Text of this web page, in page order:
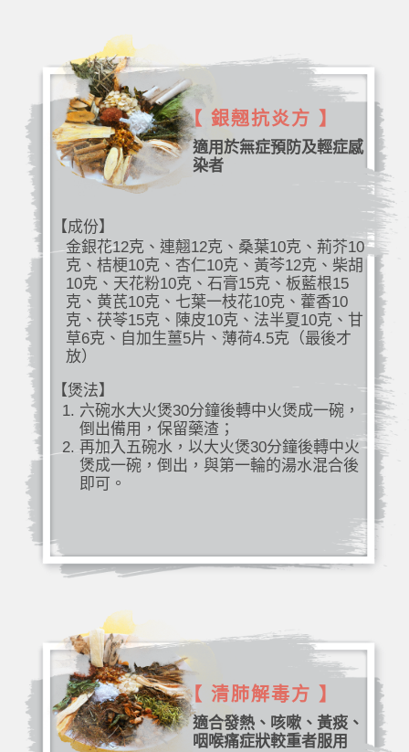
【 銀翹抗炎方 】
適用於無症預防及輕症感
染者
【成份】
金銀花12克、連翹12克、桑葉10克、荊芥10
克、桔梗10克、杏仁10克、黃芩12克、柴胡
10克、天花粉10克、石膏15克、板藍根15
克、黄芪10克、七葉一枝花10克、藿香10
克、茯苓15克、陳皮10克、法半夏10克、甘
草6克、自加生薑5片、薄荷4.5克（最後才
放）
【煲法】
六碗水大火煲30分鐘後轉中火煲成一碗，
倒出備用，保留藥渣；
再加入五碗水，以大火煲30分鐘後轉中火
煲成一碗，倒出，與第一輪的湯水混合後
即可。
【 清肺解毒方 】
適合發熱、咳嗽、黃痰、
咽喉痛症狀較重者服用